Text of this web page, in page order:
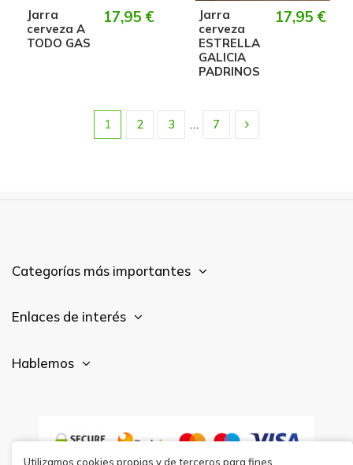
Jarra
cerveza A
TODO GAS
17,95 €
Jarra
cerveza
ESTRELLA
GALICIA
PADRINOS
17,95 €
1 2 3 … 7
Categorías más importantes
Enlaces de interés
Hablemos
Utilizamos cookies propias y de terceros para fines